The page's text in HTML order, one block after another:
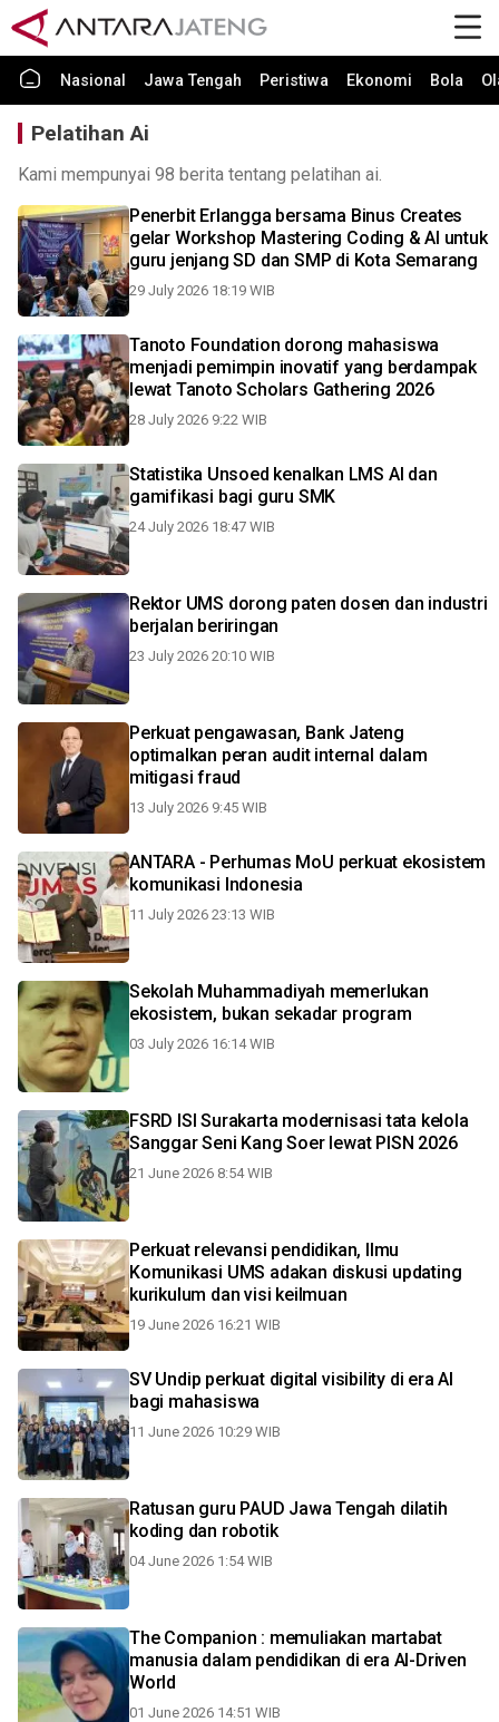
Nasional Jawa Tengah Peristiwa Ekonomi Bola
Pelatihan Ai
Kami mempunyai 98 berita tentang pelatihan ai.
Penerbit Erlangga bersama Binus Creates
gelar Workshop Mastering Coding & AI untuk
guru jenjang SD dan SMP di Kota Semarang
29 July 2026 18:19 WIB
Tanoto Foundation dorong mahasiswa
menjadi pemimpin inovatif yang berdampak
lewat Tanoto Scholars Gathering 2026
28 July 2026 9:22 WIB
Statistika Unsoed kenalkan LMS AI dan
gamifikasi bagi guru SMK
24 July 2026 18:47 WIB
Rektor UMS dorong paten dosen dan industri
berjalan beriringan
23 July 2026 20:10 WIB
Perkuat pengawasan, Bank Jateng
optimalkan peran audit internal dalam
mitigasi fraud
13 July 2026 9:45 WIB
ANTARA - Perhumas MoU perkuat ekosistem
komunikasi Indonesia
11 July 2026 23:13 WIB
Sekolah Muhammadiyah memerlukan
ekosistem, bukan sekadar program
03 July 2026 16:14 WIB
FSRD ISI Surakarta modernisasi tata kelola
Sanggar Seni Kang Soer lewat PISN 2026
21 June 2026 8:54 WIB
Perkuat relevansi pendidikan, Ilmu
Komunikasi UMS adakan diskusi updating
kurikulum dan visi keilmuan
19 June 2026 16:21 WIB
SV Undip perkuat digital visibility di era AI
bagi mahasiswa
11 June 2026 10:29 WIB
Ratusan guru PAUD Jawa Tengah dilatih
koding dan robotik
04 June 2026 1:54 WIB
The Companion : memuliakan martabat
manusia dalam pendidikan di era AI-Driven
World
01 June 2026 14:51 WIB